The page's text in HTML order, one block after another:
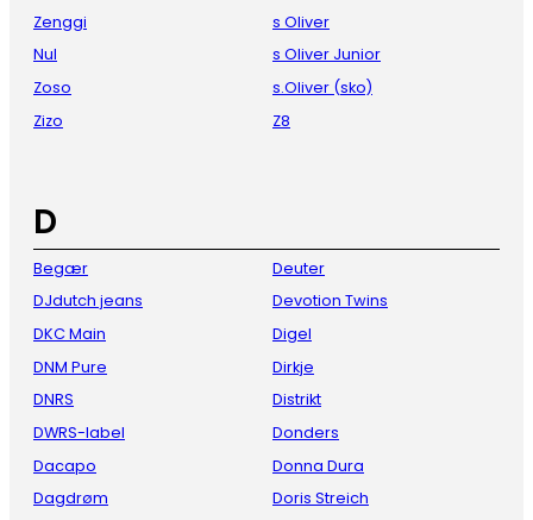
Zenggi
Nul
Zoso
Zizo
s Oliver
s Oliver Junior
s.Oliver (sko)
Z8
D
Begær
DJdutch jeans
DKC Main
DNM Pure
DNRS
DWRS-label
Dacapo
Dagdrøm
Deuter
Devotion Twins
Digel
Dirkje
Distrikt
Donders
Donna Dura
Doris Streich